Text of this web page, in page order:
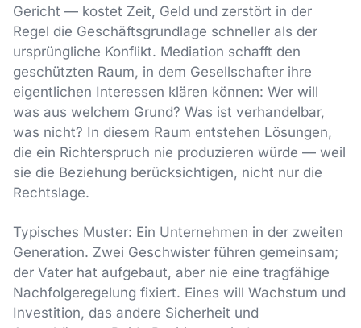
Gericht — kostet Zeit, Geld und zerstört in der
Regel die Geschäftsgrundlage schneller als der
ursprüngliche Konflikt. Mediation schafft den
geschützten Raum, in dem Gesellschafter ihre
eigentlichen Interessen klären können: Wer will
was aus welchem Grund? Was ist verhandelbar,
was nicht? In diesem Raum entstehen Lösungen,
die ein Richterspruch nie produzieren würde — weil
sie die Beziehung berücksichtigen, nicht nur die
Rechtslage.
Typisches Muster: Ein Unternehmen in der zweiten
Generation. Zwei Geschwister führen gemeinsam;
der Vater hat aufgebaut, aber nie eine tragfähige
Nachfolgeregelung fixiert. Eines will Wachstum und
Investition, das andere Sicherheit und